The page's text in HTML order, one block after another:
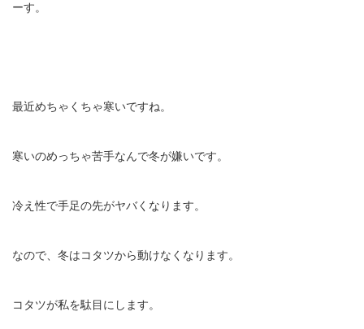
ーす。
最近めちゃくちゃ寒いですね。
寒いのめっちゃ苦手なんで冬が嫌いです。
冷え性で手足の先がヤバくなります。
なので、冬はコタツから動けなくなります。
コタツが私を駄目にします。